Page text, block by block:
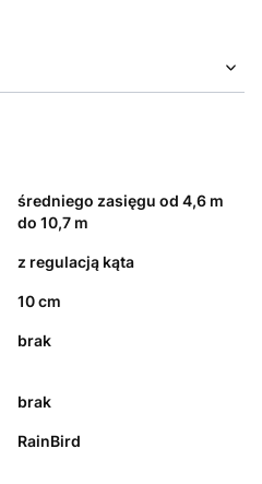
średniego zasięgu od 4,6 m
do 10,7 m
z regulacją kąta
10 cm
brak
brak
RainBird